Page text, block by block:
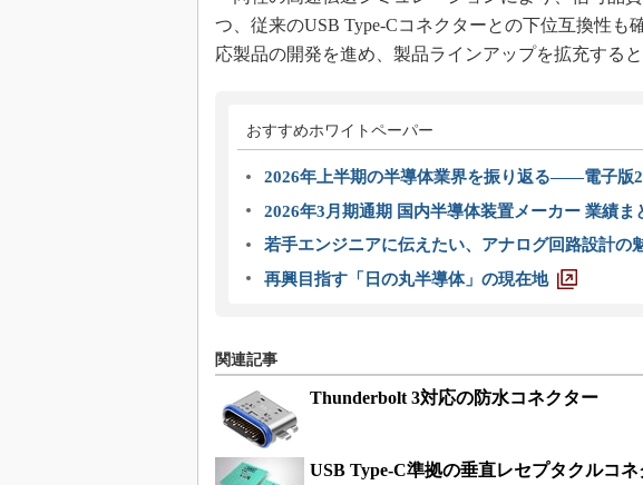
つ、従来のUSB Type-Cコネクターとの下位互換性も
応製品の開発を進め、製品ラインアップを拡充すると
おすすめホワイトペーパー
2026年上半期の半導体業界を振り返る――電子版
2026年3月期通期 国内半導体装置メーカー 業績ま
若手エンジニアに伝えたい、アナログ回路設計の
再興目指す「日の丸半導体」の現在地
関連記事
Thunderbolt 3対応の防水コネクター
USB Type-C準拠の垂直レセプタクルコネ